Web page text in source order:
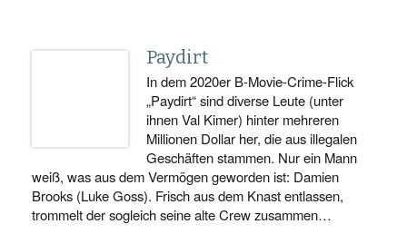
Paydirt
In dem 2020er B-Movie-Crime-Flick
„Paydirt“ sind diverse Leute (unter
ihnen Val Kimer) hinter mehreren
Millionen Dollar her, die aus illegalen
Geschäften stammen. Nur ein Mann
weiß, was aus dem Vermögen geworden ist: Damien
Brooks (Luke Goss). Frisch aus dem Knast entlassen,
trommelt der sogleich seine alte Crew zusammen…